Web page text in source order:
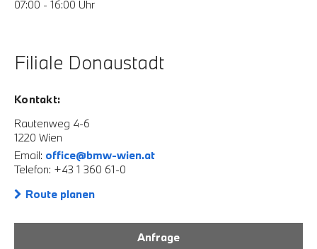
07:00 - 16:00 Uhr
Filiale Donaustadt
Kontakt:
Rautenweg 4-6
1220 Wien
Email: office@bmw-wien.at
Telefon: +43 1 360 61-0
Route planen
Anfrage